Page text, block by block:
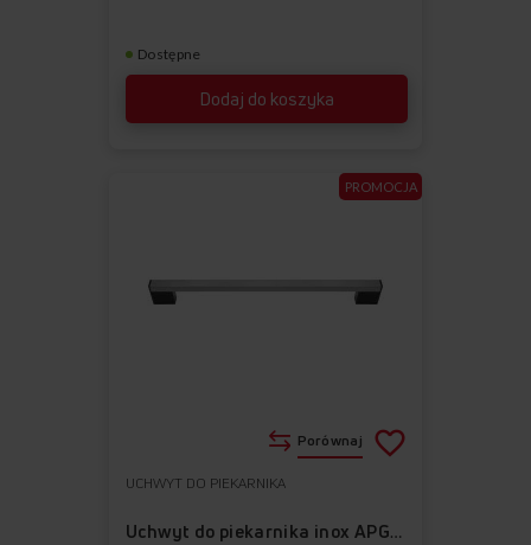
Dodaj do koszyka
Dostępne
UCHWYT DO PIEKARNIKA
Uchwyt do piekarnika inox APGR1003
Porównaj
ulubionych
z
PROMOCJA